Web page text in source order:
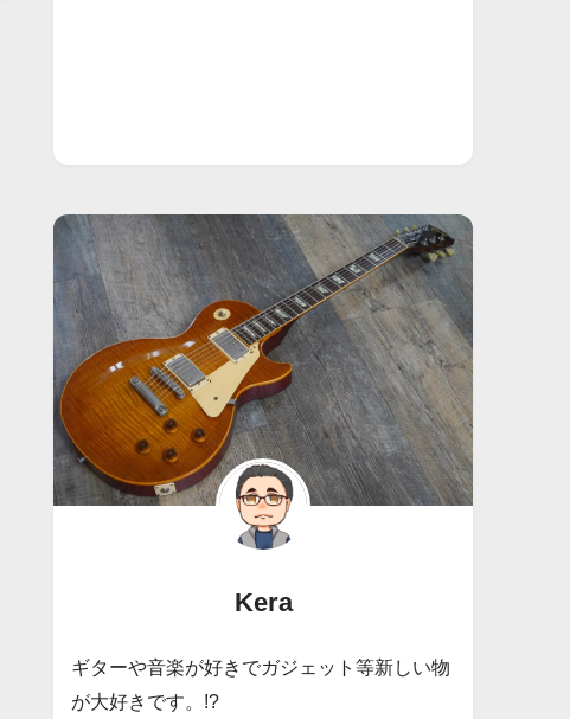
Kera
ギターや音楽が好きでガジェット等新しい物
が大好きです。!?